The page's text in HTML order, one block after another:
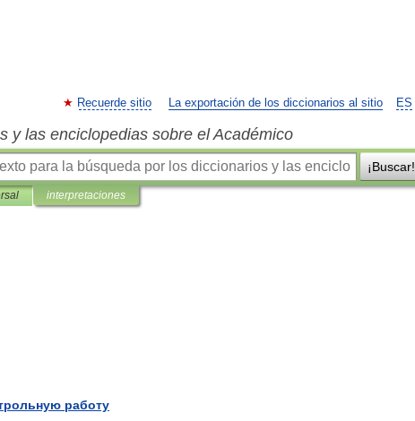
ES
Recuerde sitio La exportación de los diccionarios al sitio
y las enciclopedias sobre el Académico
¡Buscar!
interpretaciones
работу